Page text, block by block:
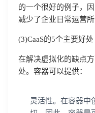
的一个很好的例子，
减少了企业日常运营所
(3)CaaS的5个主要好处
在解决虚拟化的缺点
处。容器可以提供：
灵活性。在容器中